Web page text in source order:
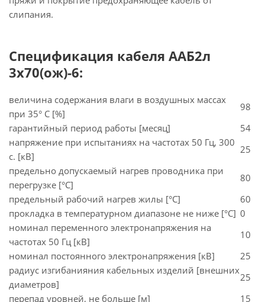
слипания.
Спецификация кабеля ААБ2л
3х70(ож)-6:
величина содержания влаги в воздушных массах
при 35° C [%]
98
гарантийный период работы [месяц]
54
напряжение при испытаниях на частотах 50 Гц, 300
с. [кВ]
25
предельно допускаемый нагрев проводника при
перегрузке [°С]
80
предельный рабочий нагрев жилы [°С]
60
прокладка в температурном диапазоне не ниже [°C] 0
номинал переменного электронапряжения на
частотах 50 Гц [кВ]
10
номинал постоянного электронапряжения [кВ]
25
радиус изгибанияния кабельных изделий [внешних
диаметров]
25
перепад уровней, не больше [м]
15